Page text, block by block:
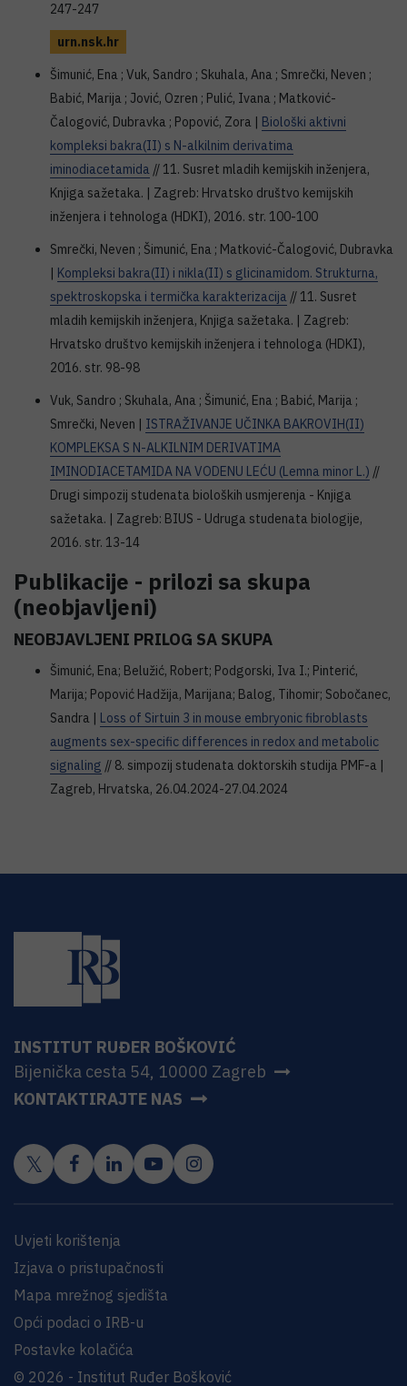
247-247
urn.nsk.hr
Šimunić, Ena ; Vuk, Sandro ; Skuhala, Ana ; Smrečki, Neven ;
Babić, Marija ; Jović, Ozren ; Pulić, Ivana ; Matković-
Čalogović, Dubravka ; Popović, Zora | Biološki aktivni
kompleksi bakra(II) s N-alkilnim derivatima
iminodiacetamida // 11. Susret mladih kemijskih inženjera,
Knjiga sažetaka. | Zagreb: Hrvatsko društvo kemijskih
inženjera i tehnologa (HDKI), 2016. str. 100-100
Smrečki, Neven ; Šimunić, Ena ; Matković-Čalogović, Dubravka
| Kompleksi bakra(II) i nikla(II) s glicinamidom. Strukturna,
spektroskopska i termička karakterizacija // 11. Susret
mladih kemijskih inženjera, Knjiga sažetaka. | Zagreb:
Hrvatsko društvo kemijskih inženjera i tehnologa (HDKI),
2016. str. 98-98
Vuk, Sandro ; Skuhala, Ana ; Šimunić, Ena ; Babić, Marija ;
Smrečki, Neven | ISTRAŽIVANJE UČINKA BAKROVIH(II)
KOMPLEKSA S N-ALKILNIM DERIVATIMA
IMINODIACETAMIDA NA VODENU LEĆU (Lemna minor L.) //
Drugi simpozij studenata bioloških usmjerenja - Knjiga
sažetaka. | Zagreb: BIUS - Udruga studenata biologije,
2016. str. 13-14
Publikacije - prilozi sa skupa
(neobjavljeni)
NEOBJAVLJENI PRILOG SA SKUPA
Šimunić, Ena; Belužić, Robert; Podgorski, Iva I.; Pinterić,
Marija; Popović Hadžija, Marijana; Balog, Tihomir; Sobočanec,
Sandra | Loss of Sirtuin 3 in mouse embryonic fibroblasts
augments sex-specific differences in redox and metabolic
signaling // 8. simpozij studenata doktorskih studija PMF-a |
Zagreb, Hrvatska, 26.04.2024-27.04.2024
INSTITUT RUĐER BOŠKOVIĆ
Bijenička cesta 54, 10000 Zagreb
KONTAKTIRAJTE NAS
Uvjeti korištenja
Izjava o pristupačnosti
Mapa mrežnog sjedišta
Opći podaci o IRB-u
Postavke kolačića
© 2026 - Institut Ruđer Bošković